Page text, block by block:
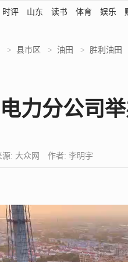
时评 山东 读书 体育 娱乐
> 县市区 > 油田 > 胜利油田
力分公司
源: 大众网 作者: 李明宇